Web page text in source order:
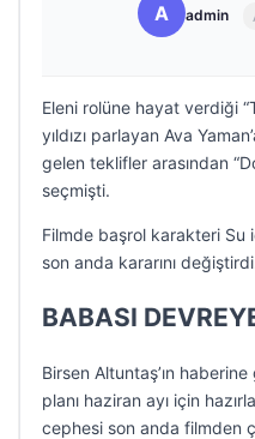
A admin
Eleni rolüne hayat verdiği
yıldızı parlayan Ava
gelen teklifler arasından
seçmişti.
Filmde başrol karakteri Su
son anda kararını
BABASI
Birsen Altuntaş’ın
planı haziran ayı için
cephesi son anda filmden